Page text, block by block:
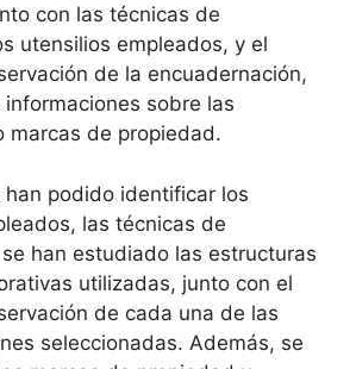
con las técnicas de
utensilios empleados, y el
de la encuadernación,
sobre las
marcas de propiedad.
han podido identificar los
las técnicas de
han estudiado las estructuras
utilizadas, junto con el
de cada una de las
seleccionadas. Además, se